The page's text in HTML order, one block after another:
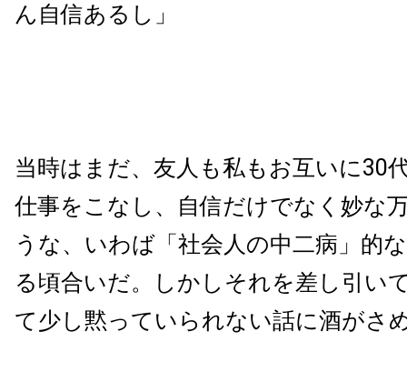
ん自信あるし」
当時はまだ、友人も私もお互いに30
仕事をこなし、自信だけでなく妙な
うな、いわば「社会人の中二病」的
る頃合いだ。しかしそれを差し引い
て少し黙っていられない話に酒がさ